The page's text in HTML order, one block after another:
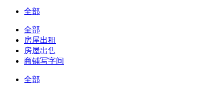
全部
全部
房屋出租
房屋出售
商铺写字间
全部